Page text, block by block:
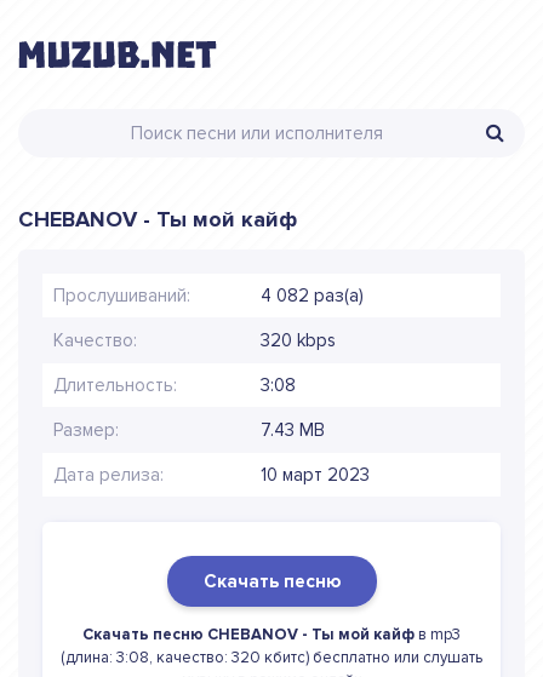
CHEBANOV - Ты мой кайф
Прослушиваний: 4 082 раз(а)
Качество: 320 kbps
Длительность: 3:08
Размер: 7.43 MB
Дата релиза: 10 март 2023
Скачать песню
Скачать песню CHEBANOV - Ты мой кайф в mp3
(длина: 3:08, качество: 320 кбитс) бесплатно или слушать